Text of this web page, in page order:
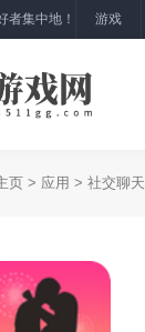
者集中地！ 游戏
页 > 应用 > 社交聊天